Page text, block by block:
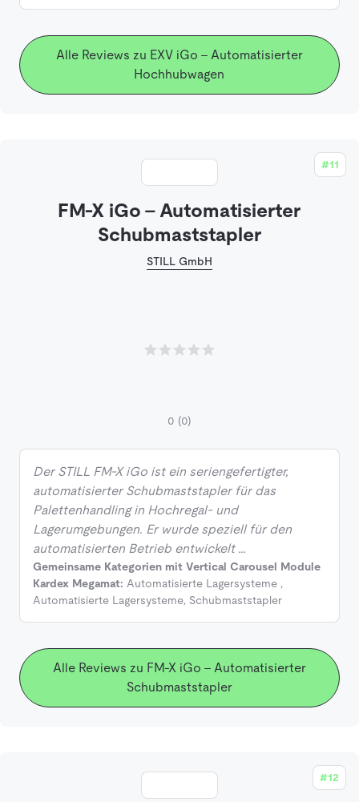
Alle Reviews zu EXV iGo - Automatisierter
Hochhubwagen
#11
FM-X iGo - Automatisierter
Schubmaststapler
STILL GmbH
0 (0)
Der STILL FM‑X iGo ist ein seriengefertigter,
automatisierter Schubmaststapler für das
Palettenhandling in Hochregal‑ und
Lagerumgebungen. Er wurde speziell für den
automatisierten Betrieb entwickelt …
Gemeinsame Kategorien mit Vertical Carousel Module
Kardex Megamat: Automatisierte Lagersysteme ,
Automatisierte Lagersysteme, Schubmaststapler
Alle Reviews zu FM-X iGo - Automatisierter
Schubmaststapler
#12